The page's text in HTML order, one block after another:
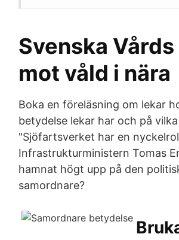
Svenska
mot våld i nära
Boka en föreläsning om lekar
betydelse lekar har och på
"Sjöfartsverket har en
Infrastrukturministern Tomas
hamnat högt upp på den
samordnare?